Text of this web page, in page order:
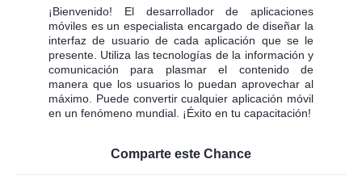
¡Bienvenido! El desarrollador de aplicaciones
móviles es un especialista encargado de diseñar la
interfaz de usuario de cada aplicación que se le
presente. Utiliza las tecnologías de la información y
comunicación para plasmar el contenido de
manera que los usuarios lo puedan aprovechar al
máximo. Puede convertir cualquier aplicación móvil
en un fenómeno mundial. ¡Éxito en tu capacitación!
Comparte este Chance